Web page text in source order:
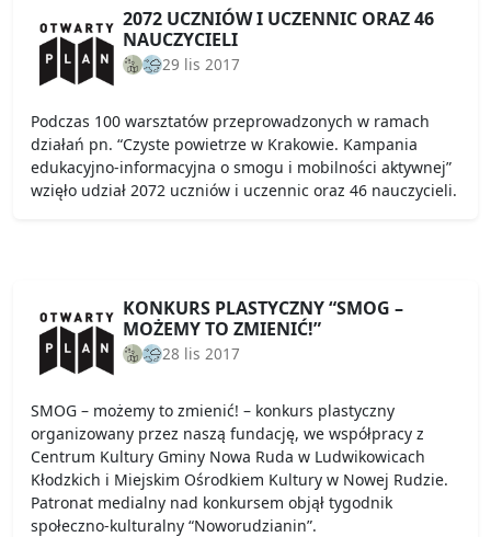
2072 UCZNIÓW I UCZENNIC ORAZ 46
NAUCZYCIELI
29 lis 2017
Podczas 100 warsztatów przeprowadzonych w ramach
działań pn. “Czyste powietrze w Krakowie. Kampania
edukacyjno-informacyjna o smogu i mobilności aktywnej”
wzięło udział 2072 uczniów i uczennic oraz 46 nauczycieli.
KONKURS PLASTYCZNY “SMOG –
MOŻEMY TO ZMIENIĆ!”
28 lis 2017
SMOG – możemy to zmienić! – konkurs plastyczny
organizowany przez naszą fundację, we współpracy z
Centrum Kultury Gminy Nowa Ruda w Ludwikowicach
Kłodzkich i Miejskim Ośrodkiem Kultury w Nowej Rudzie.
Patronat medialny nad konkursem objął tygodnik
społeczno-kulturalny “Noworudzianin”.